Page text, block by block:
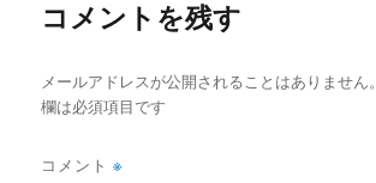
コメントを残す
メールアドレスが公開されることはありません。
欄は必須項目です
コメント※